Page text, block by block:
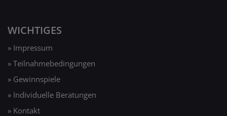
WICHTIGES
» Impressum
» Teilnahmebedingungen
» Gewinnspiele
» Individuelle Beratungen
» Kontakt